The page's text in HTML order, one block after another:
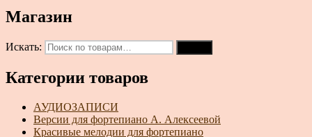
Магазин
Искать:
Категории товаров
АУДИОЗАПИСИ
Версии для фортепиано А. Алексеевой
Красивые мелодии для фортепиано